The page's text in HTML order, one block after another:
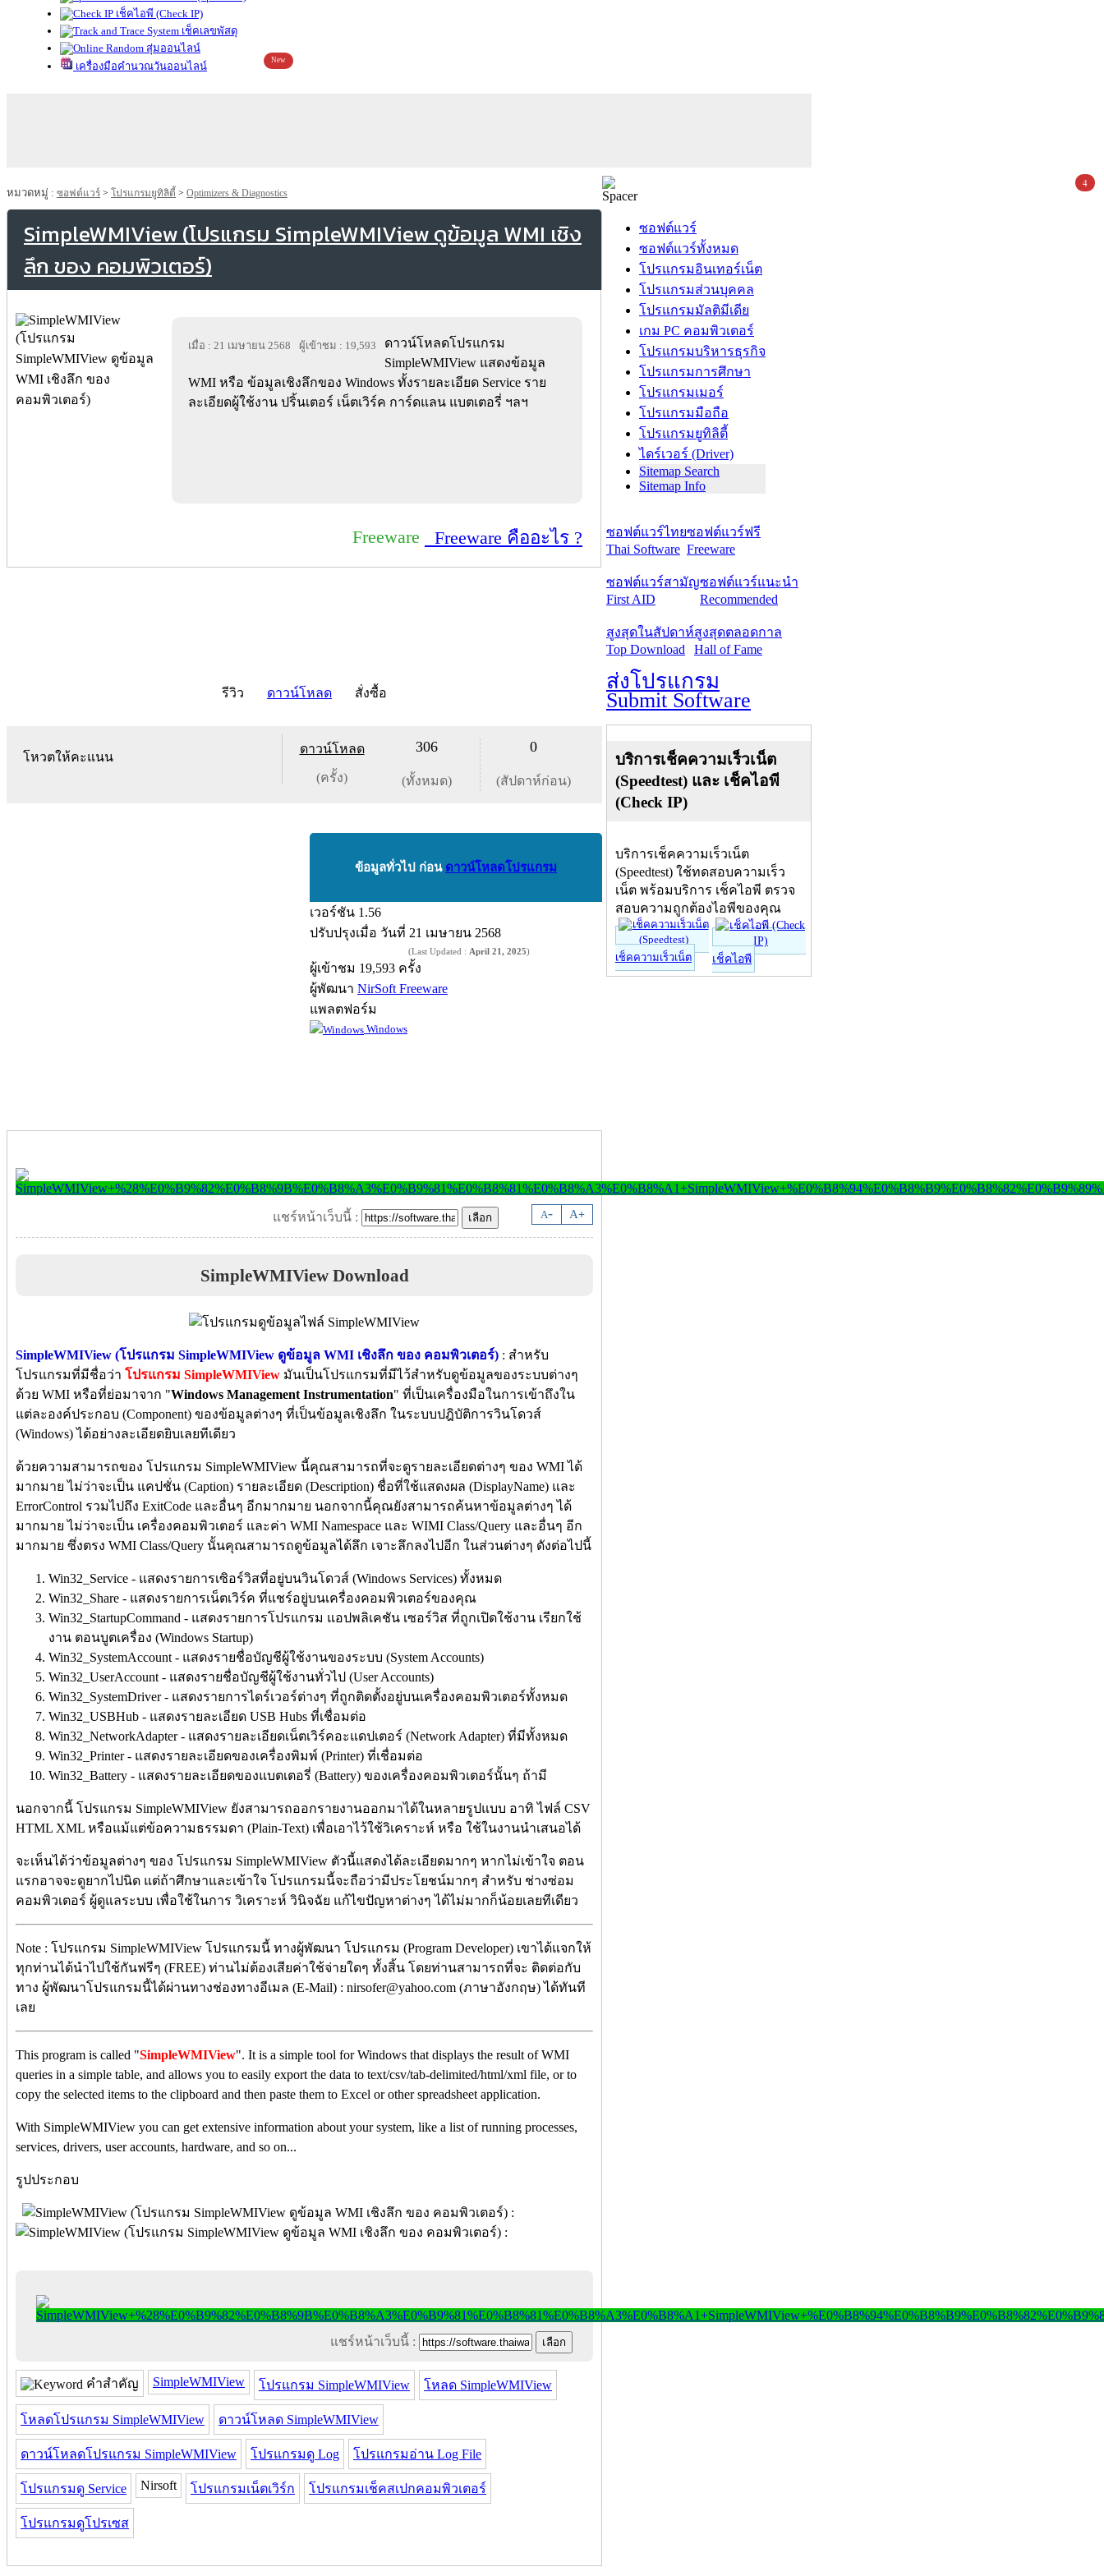
เช็คไอพี (Check IP)
เช็คเลขพัสดุ
สุ่มออนไลน์
เครื่องมือคำนวณวันออนไลน์
New
หมวดหมู่ : ซอฟต์แวร์ > โปรแกรมยูทิลิตี้ > Optimizers & Diagnostics
SimpleWMIView (โปรแกรม SimpleWMIView ดูข้อมูล WMI เชิง
ลึก ของ คอมพิวเตอร์)
เมื่อ : 21 เมษายน 2568 ผู้เข้าชม : 19,593
ดาวน์โหลดโปรแกรม
SimpleWMIView แสดงข้อมูล
WMI หรือ ข้อมูลเชิงลึกของ Windows ทั้งรายละเอียด Service ราย
ละเอียดผู้ใช้งาน ปริ้นเตอร์ เน็ตเวิร์ค การ์ดแลน แบตเตอรี่ ฯลฯ
Freeware Freeware คืออะไร ?
รีวิว ดาวน์โหลด สั่งซื้อ
โหวตให้คะแนน
ดาวน์โหลด
(ครั้ง)
306
(ทั้งหมด)
0
(สัปดาห์ก่อน)
ข้อมูลทั่วไป ก่อน ดาวน์โหลดโปรแกรม
เวอร์ชัน 1.56
ปรับปรุงเมื่อ วันที่ 21 เมษายน 2568
(Last Updated : April 21, 2025)
ผู้เข้าชม 19,593 ครั้ง
ผู้พัฒนา NirSoft Freeware
แพลตฟอร์ม
Windows
A- A+
แชร์หน้าเว็บนี้ :
SimpleWMIView Download
SimpleWMIView (โปรแกรม SimpleWMIView ดูข้อมูล WMI เชิงลึก ของ คอมพิวเตอร์) : สำหรับ
โปรแกรมที่มีชื่อว่า โปรแกรม SimpleWMIView มันเป็นโปรแกรมที่มีไว้สำหรับดูข้อมูลของระบบต่างๆ
ด้วย WMI หรือที่ย่อมาจาก "Windows Management Instrumentation" ที่เป็นเครื่องมือในการเข้าถึงใน
แต่ละองค์ประกอบ (Component) ของข้อมูลต่างๆ ที่เป็นข้อมูลเชิงลึก ในระบบปฎิบัติการวินโดวส์
(Windows) ได้อย่างละเอียดยิบเลยทีเดียว
ด้วยความสามารถของ โปรแกรม SimpleWMIView นี้คุณสามารถที่จะดูรายละเอียดต่างๆ ของ WMI ได้
มากมาย ไม่ว่าจะเป็น แคปชั่น (Caption) รายละเอียด (Description) ชื่อที่ใช้แสดงผล (DisplayName) และ
ErrorControl รวมไปถึง ExitCode และอื่นๆ อีกมากมาย นอกจากนี้คุณยังสามารถค้นหาข้อมูลต่างๆ ได้
มากมาย ไม่ว่าจะเป็น เครื่องคอมพิวเตอร์ และค่า WMI Namespace และ WIMI Class/Query และอื่นๆ อีก
มากมาย ซึ่งตรง WMI Class/Query นั้นคุณสามารถดูข้อมูลได้ลึก เจาะลึกลงไปอีก ในส่วนต่างๆ ดังต่อไปนี้
Win32_Service - แสดงรายการเซิอร์วิสที่อยู่บนวินโดวส์ (Windows Services) ทั้งหมด
Win32_Share - แสดงรายการเน็ตเวิร์ค ที่แชร์อยู่บนเครื่องคอมพิวเตอร์ของคุณ
Win32_StartupCommand - แสดงรายการโปรแกรม แอปพลิเคชัน เซอร์วิส ที่ถูกเปิดใช้งาน เรียกใช้
งาน ตอนบูตเครื่อง (Windows Startup)
Win32_SystemAccount - แสดงรายชื่อบัญชีผู้ใช้งานของระบบ (System Accounts)
Win32_UserAccount - แสดงรายชื่อบัญชีผู้ใช้งานทั่วไป (User Accounts)
Win32_SystemDriver - แสดงรายการไดร์เวอร์ต่างๆ ที่ถูกติดตั้งอยู่บนเครื่องคอมพิวเตอร์ทั้งหมด
Win32_USBHub - แสดงรายละเอียด USB Hubs ที่เชื่อมต่อ
Win32_NetworkAdapter - แสดงรายละเอียดเน็ตเวิร์คอะแดปเตอร์ (Network Adapter) ที่มีทั้งหมด
Win32_Printer - แสดงรายละเอียดของเครื่องพิมพ์ (Printer) ที่เชื่อมต่อ
Win32_Battery - แสดงรายละเอียดของแบตเตอรี่ (Battery) ของเครื่องคอมพิวเตอร์นั้นๆ ถ้ามี
นอกจากนี้ โปรแกรม SimpleWMIView ยังสามารถออกรายงานออกมาได้ในหลายรูปแบบ อาทิ ไฟล์ CSV
HTML XML หรือแม้แต่ข้อความธรรมดา (Plain-Text) เพื่อเอาไว้ใช้วิเคราะห์ หรือ ใช้ในงานนำเสนอได้
จะเห็นได้ว่าข้อมูลต่างๆ ของ โปรแกรม SimpleWMIView ตัวนี้แสดงได้ละเอียดมากๆ หากไม่เข้าใจ ตอน
แรกอาจจะดูยากไปนิด แต่ถ้าศึกษาและเข้าใจ โปรแกรมนี้จะถือว่ามีประโยชน์มากๆ สำหรับ ช่างซ่อม
คอมพิวเตอร์ ผู้ดูแลระบบ เพื่อใช้ในการ วิเคราะห์ วินิจฉัย แก้ไขปัญหาต่างๆ ได้ไม่มากก็น้อยเลยทีเดียว
Note : โปรแกรม SimpleWMIView โปรแกรมนี้ ทางผู้พัฒนา โปรแกรม (Program Developer) เขาได้แจกให้
ทุกท่านได้นำไปใช้กันฟรีๆ (FREE) ท่านไม่ต้องเสียค่าใช้จ่ายใดๆ ทั้งสิ้น โดยท่านสามารถที่จะ ติดต่อกับ
ทาง ผู้พัฒนาโปรแกรมนี้ได้ผ่านทางช่องทางอีเมล (E-Mail) : nirsofer@yahoo.com (ภาษาอังกฤษ) ได้ทันที
เลย
This program is called "SimpleWMIView". It is a simple tool for Windows that displays the result of WMI
queries in a simple table, and allows you to easily export the data to text/csv/tab-delimited/html/xml file, or to
copy the selected items to the clipboard and then paste them to Excel or other spreadsheet application.
With SimpleWMIView you can get extensive information about your system, like a list of running processes,
services, drivers, user accounts, hardware, and so on...
รูปประกอบ
แชร์หน้าเว็บนี้ :
คำสำคัญ SimpleWMIView โปรแกรม SimpleWMIView โหลด SimpleWMIView
โหลดโปรแกรม SimpleWMIView ดาวน์โหลด SimpleWMIView
ดาวน์โหลดโปรแกรม SimpleWMIView โปรแกรมดู Log โปรแกรมอ่าน Log File
โปรแกรมดู Service Nirsoft โปรแกรมเน็ตเวิร์ก โปรแกรมเช็คสเปกคอมพิวเตอร์
โปรแกรมดูโปรเซส
ซอฟต์แวร์
ซอฟต์แวร์ทั้งหมด
โปรแกรมอินเทอร์เน็ต
โปรแกรมส่วนบุคคล
โปรแกรมมัลติมีเดีย
เกม PC คอมพิวเตอร์
โปรแกรมบริหารธุรกิจ
โปรแกรมการศึกษา
โปรแกรมเมอร์
โปรแกรมมือถือ
โปรแกรมยูทิลิตี้
ไดร์เวอร์ (Driver)
Sitemap Search
Sitemap Info
ซอฟต์แวร์ไทย
Thai Software
ซอฟต์แวร์ฟรี
Freeware
ซอฟต์แวร์สามัญ
First AID
ซอฟต์แวร์แนะนำ
Recommended
สูงสุดในสัปดาห์
Top Download
สูงสุดตลอดกาล
Hall of Fame
ส่งโปรแกรม
Submit Software
บริการเช็คความเร็วเน็ต
(Speedtest) และ เช็คไอพี
(Check IP)
บริการเช็คความเร็วเน็ต
(Speedtest) ใช้ทดสอบความเร็ว
เน็ต พร้อมบริการ เช็คไอพี ตรวจ
สอบความถูกต้องไอพีของคุณ
เช็คความเร็วเน็ต เช็คไอพี
4